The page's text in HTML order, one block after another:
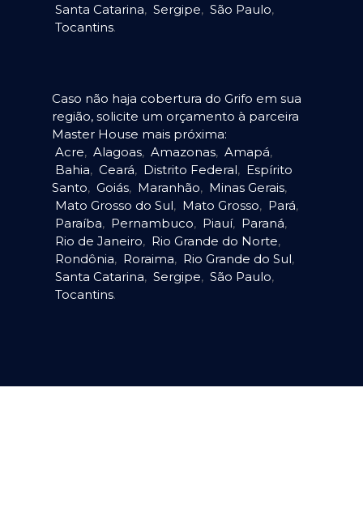
Santa Catarina, Sergipe, São Paulo,
Tocantins.
Caso não haja cobertura do Grifo em sua
região, solicite um orçamento à parceira
Master House mais próxima:
Acre, Alagoas, Amazonas, Amapá,
Bahia, Ceará, Distrito Federal, Espírito
Santo, Goiás, Maranhão, Minas Gerais,
Mato Grosso do Sul, Mato Grosso, Pará,
Paraíba, Pernambuco, Piauí, Paraná,
Rio de Janeiro, Rio Grande do Norte,
Rondônia, Roraima, Rio Grande do Sul,
Santa Catarina, Sergipe, São Paulo,
Tocantins.